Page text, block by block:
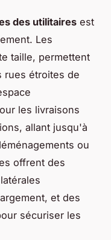
des utilitaires est
Les
taille, permettent
rues étroites de
les livraisons
allant jusqu'à
ou
offrent des
et des
sécuriser les